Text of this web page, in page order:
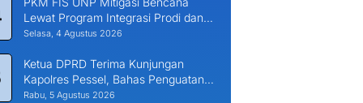
Lewat Program Integrasi Prodi dan
Nagari di Padang Laweh Malalo
Selasa, 4 Agustus 2026
Ketua DPRD Terima Kunjungan
Kapolres Pessel, Bahas Penguatan
Kerjasama Hankamtibmas
Rabu, 5 Agustus 2026